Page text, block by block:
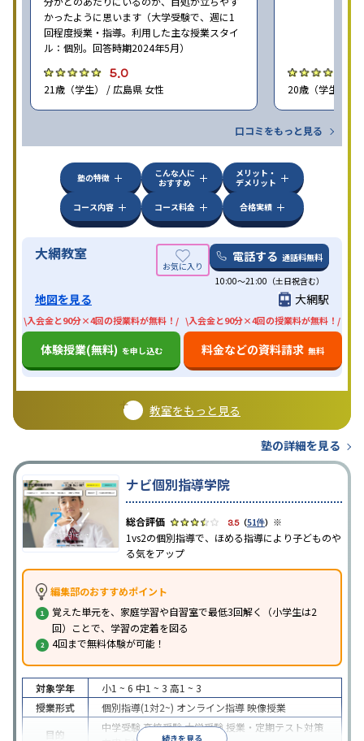
かったように思います（大学受験で、週に1
回程度授業・指導。利用した主な授業スタイ
ル：個別。回答時期2024年5月）
5.0
21歳（学生） / 広島県 女性 20歳（学生） /
口コミをもっと見る
塾の特徴
こんな人に
おすすめ
メリット・
デメリット
コース内容
コース料金 合格実績
大網教室 電話する 通話料無料
10:00〜21:00（土日祝含む）
地図を見る 大網駅
\入会金と90分×4回の授業料が無料！/
体験授業(無料) を申し込む
\入会金と90分×4回の授業料が無料！/
料金などの資料請求 無料
教室をもっと見る
塾の詳細を見る
ナビ個別指導学院
3.5（51件） ※
1vs2の個別指導で、ほめる指導により子どものや
る気をアップ
編集部のおすすめポイント
覚えた単元を、家庭学習や自習室で最低3回解く（小学生は2
回）ことで、学習の定着を図る
4回まで無料体験が可能！
続きを見る
対象学年 小1 ~ 6 中1 ~ 3 高1 ~ 3
授業形式
個別指導(1対2~) オンライン指導映像授業
目的
中学受験高校受験大学受験 授業・定期テスト対策